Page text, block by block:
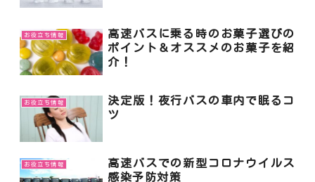
お役立ち情報
高速バスに乗る時のお菓子選びの
ポイント＆オススメのお菓子を紹
介！
お役立ち情報
決定版！夜行バスの車内で眠るコ
ツ
お役立ち情報
高速バスでの新型コロナウイルス
感染予防対策